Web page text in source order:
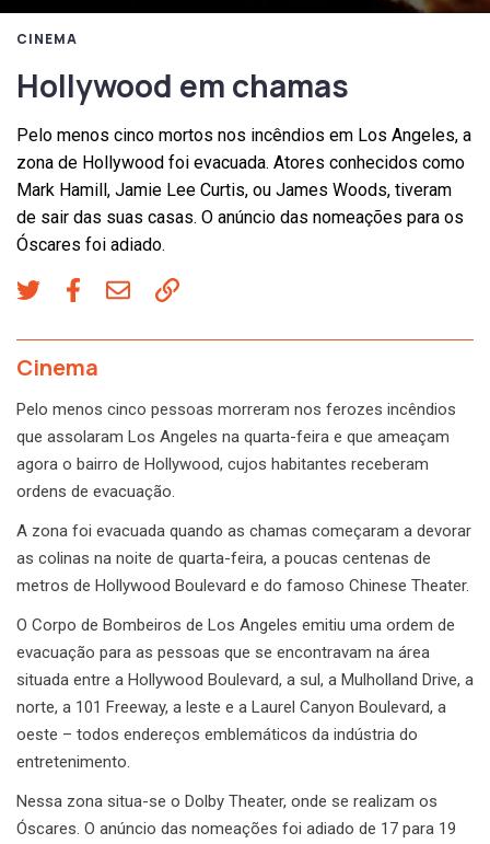
CINEMA
Hollywood em chamas
Pelo menos cinco mortos nos incêndios em Los Angeles, a
zona de Hollywood foi evacuada. Atores conhecidos como
Mark Hamill, Jamie Lee Curtis, ou James Woods, tiveram
de sair das suas casas. O anúncio das nomeações para os
Óscares foi adiado.
Cinema
Pelo menos cinco pessoas morreram nos ferozes incêndios
que assolaram Los Angeles na quarta-feira e que ameaçam
agora o bairro de Hollywood, cujos habitantes receberam
ordens de evacuação.
A zona foi evacuada quando as chamas começaram a devorar
as colinas na noite de quarta-feira, a poucas centenas de
metros de Hollywood Boulevard e do famoso Chinese Theater.
O Corpo de Bombeiros de Los Angeles emitiu uma ordem de
evacuação para as pessoas que se encontravam na área
situada entre a Hollywood Boulevard, a sul, a Mulholland Drive, a
norte, a 101 Freeway, a leste e a Laurel Canyon Boulevard, a
oeste – todos endereços emblemáticos da indústria do
entretenimento.
Nessa zona situa-se o Dolby Theater, onde se realizam os
Óscares. O anúncio das nomeações foi adiado de 17 para 19